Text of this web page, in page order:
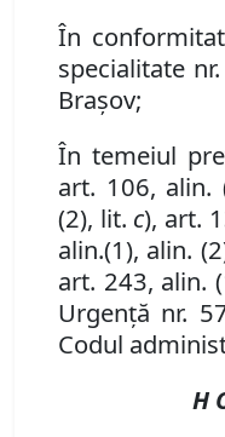
În
specialitate
Brașov;
În temeiul
art. 106, alin.
(2), lit. c), art.
alin.(1), alin.
art. 243, alin.
Urgență nr.
Codul
H